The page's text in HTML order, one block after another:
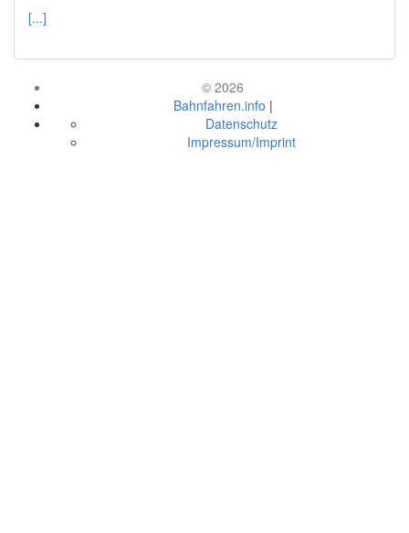
[...]
© 2026
Bahnfahren.info |
Datenschutz
Impressum/Imprint